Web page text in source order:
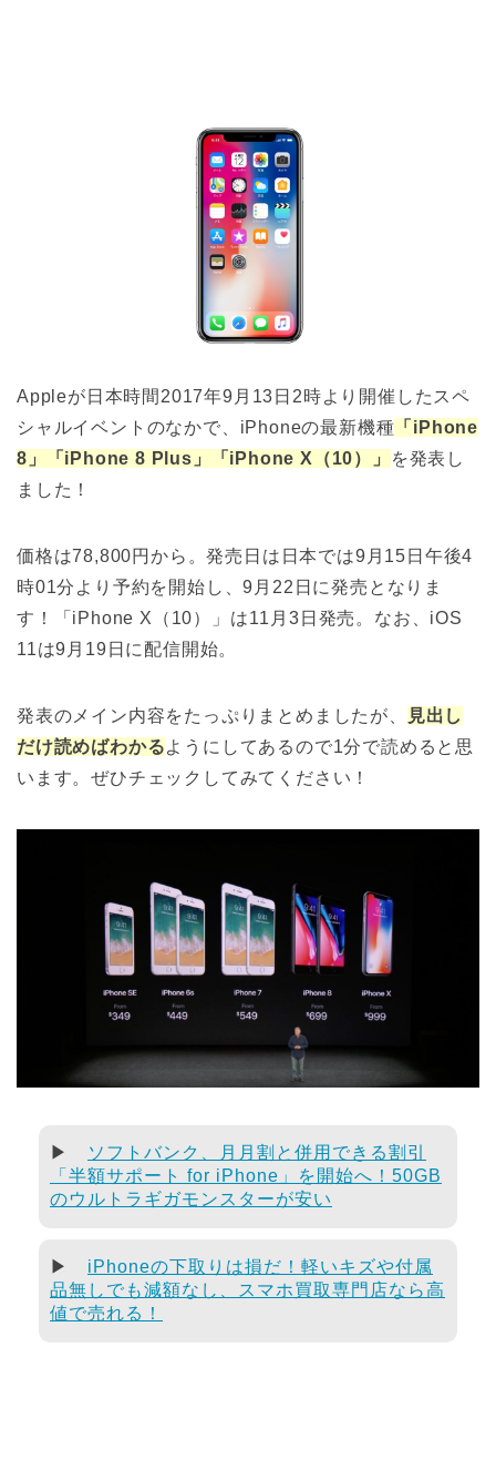
Appleが日本時間2017年9月13日2時より開催したスペ
シャルイベントのなかで、iPhoneの最新機種 「iPhone
8」「iPhone 8 Plus」「iPhone X（10）」
を発表し
ました！
価格は78,800円から。発売日は日本では9月15日午後4
時01分より予約を開始し、9月22日に発売となりま
す！「iPhone X（10）」は11月3日発売。なお、iOS
11は9月19日に配信開始。
発表のメイン内容をたっぷりまとめましたが、
見出し
だけ読めばわかるようにしてあるので1分で読めると思
います。ぜひチェックしてみてください！
▶
ソフトバンク、月月割と併用できる割引
「半額サポート for iPhone」を開始へ！50GB
のウルトラギガモンスターが安い
▶ iPhoneの下取りは損だ！軽いキズや付属
品無しでも減額なし、スマホ買取専門店なら高
値で売れる！